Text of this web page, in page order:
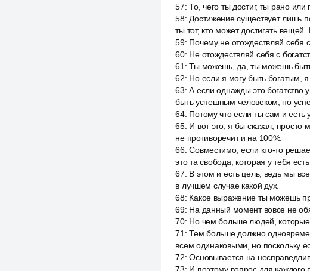
57:То, чего ты достиг, ты рано или
58: Достижение существует лишь
ты тот, кто может достигать вещей.
59: Почему не отождествляй себя
60: Не отождествляй себя с
61 :Ты можешь, да, ты можешь быть
62: Но если я могу быть богатым, я
63:А если однажды это богатство
быть успешным человеком, но
64: Потому что если ты сам и есть
65: И вот это, я бы сказал, просто
не противоречит и на 100%.
66:Совместимо, если кто-то
это та свобода, которая у тебя
67: В этом и есть цель, ведь мы
в лучшем случае какой дух.
68: Какое выражение ты можешь
69: На данный момент вовсе не
70: Но чем больше людей, которые
71 :Тем больше должно
всем одинаковыми, но поскольку
72:Основывается на